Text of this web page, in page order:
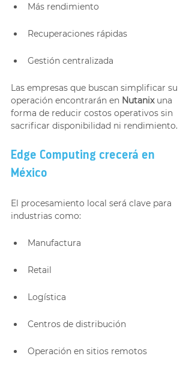
Más rendimiento
Recuperaciones rápidas
Gestión centralizada
Las empresas que buscan simplificar su
operación encontrarán en Nutanix una
forma de reducir costos operativos sin
sacrificar disponibilidad ni rendimiento.
Edge Computing crecerá en
México
El procesamiento local será clave para
industrias como:
Manufactura
Retail
Logística
Centros de distribución
Operación en sitios remotos